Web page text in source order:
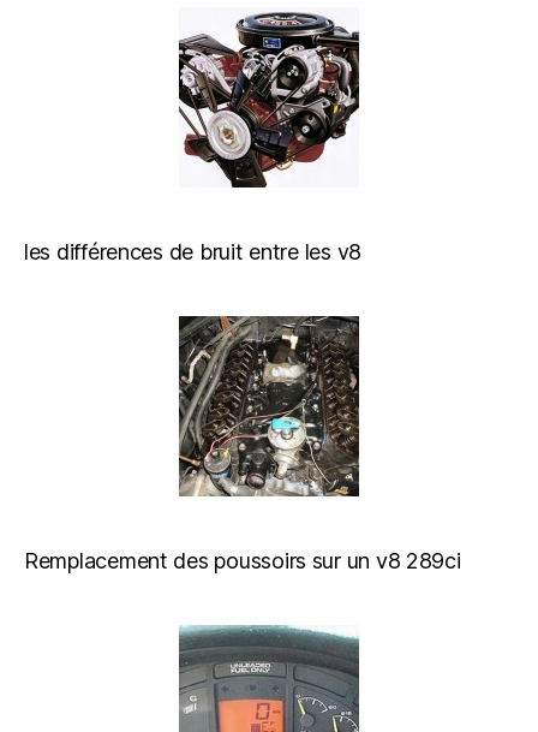
les différences de bruit entre les v8
Remplacement des poussoirs sur un v8 289ci